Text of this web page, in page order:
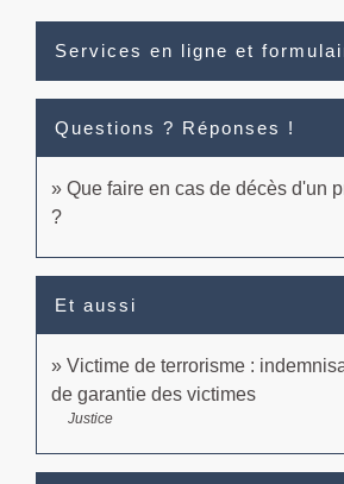
Services en ligne et
Questions ? Réponses !
Que faire en cas de décès d'un
?
Et aussi
Victime de terrorisme :
de garantie des victimes
Justice